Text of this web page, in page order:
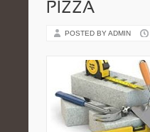
PIZZA
POSTED BY ADMIN